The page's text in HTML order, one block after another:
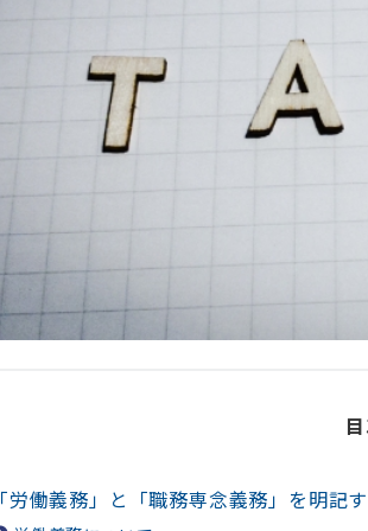
「労働義務」と「職務専念義務」を明記